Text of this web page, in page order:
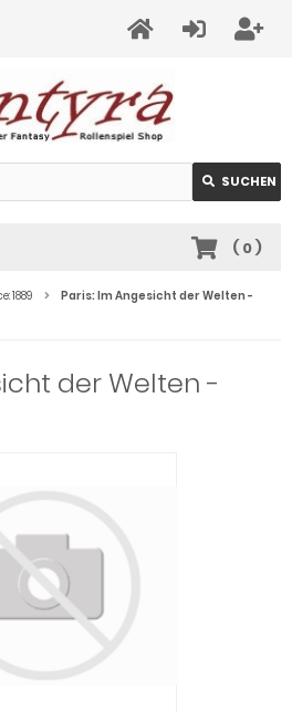
SUCHEN
( 0)
1889
Paris: Im Angesicht der Welten -
der Welten -